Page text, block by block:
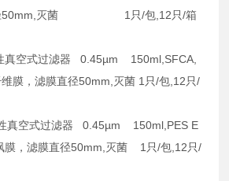
径50mm,灭菌 1只/包,12只/箱
真空式过滤器 0.45µm 150ml,SFCA,
膜，滤膜直径50mm,灭菌 1只/包,12只/
真空式过滤器 0.45µm 150ml,PES E
膜，滤膜直径50mm,灭菌 1只/包,12只/